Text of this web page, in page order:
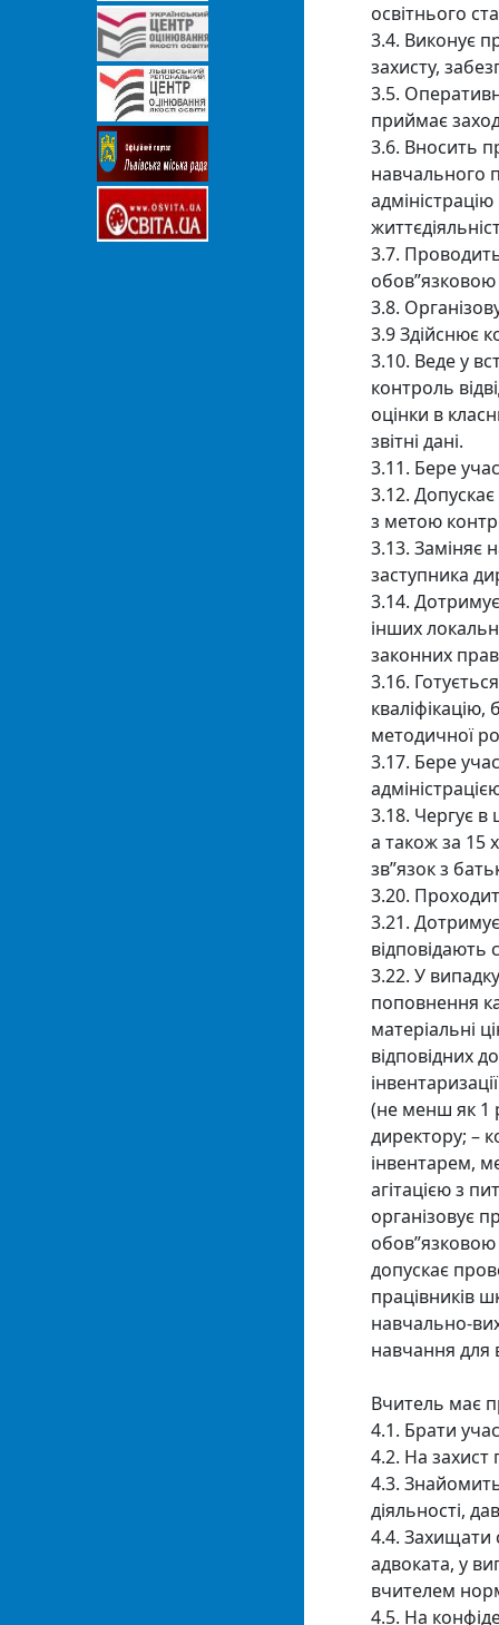
освітнього
3.4. Виконує
захисту,
3.5.
приймає
3.6. Вносить
навчального
3.7.
обов”язковою
3.8.
3.9 Здійснює
3.10. Веде у
контроль
оцінки в
звітні дані.
3.11. Бере
3.12.
з метою
3.13. Заміняє
заступника
3.14.
інших
законних
3.16.
методичної
3.17. Бере
3.18. Чергує в
а також за 15
зв”язок з
3.20.
3.21.
відповідають
3.22. У
поповнення
матеріальні
відповідних
(не менш як 1
директору; –
інвентарем,
агітацією з
організовує
обов”язковою
допускає
працівників
навчально-
навчання для
Вчитель має
4.1. Брати
4.2. На захист
4.3.
діяльності,
4.4. Захищати
адвоката, у
вчителем
4.5. На